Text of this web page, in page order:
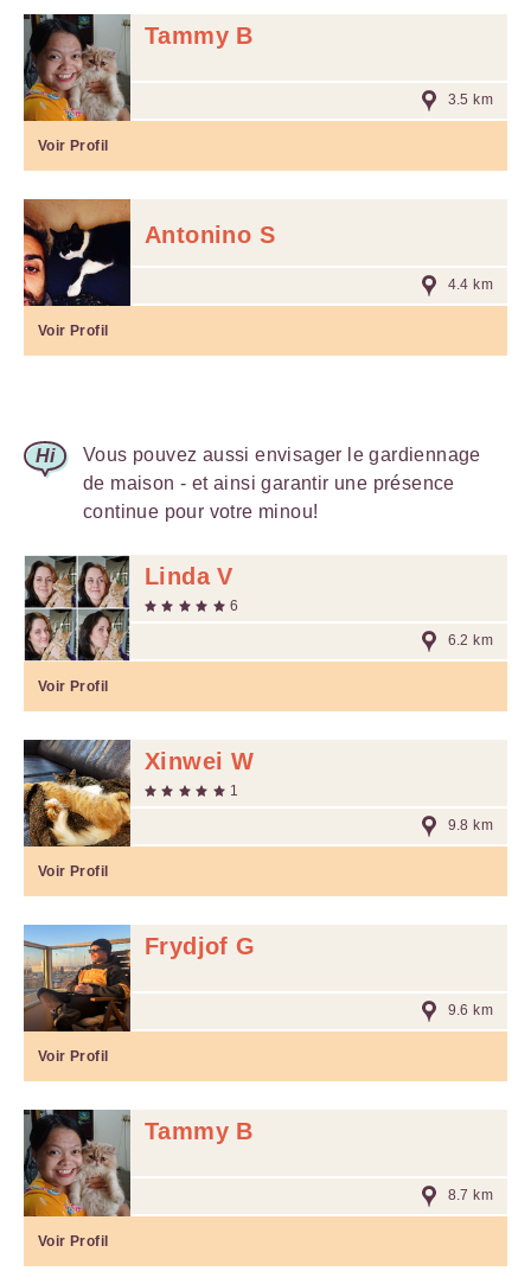
Tammy B
3.5 km
Voir Profil
Antonino S
4.4 km
Voir Profil
Vous pouvez aussi envisager le gardiennage
de maison - et ainsi garantir une présence
continue pour votre minou!
Linda V
6
6.2 km
Voir Profil
Xinwei W
1
9.8 km
Voir Profil
Frydjof G
9.6 km
Voir Profil
Tammy B
8.7 km
Voir Profil